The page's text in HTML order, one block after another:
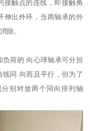
接触点的连线，即接触角
伸出外环，当两轴承的外
除。
荷的 向心球轴承可分担
同 向而且平行，但为了
别对放两个同向排列轴